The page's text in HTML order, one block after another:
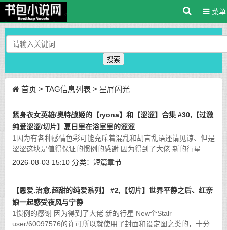
菜单
搜索
首页 > TAG信息列表 > 星屑闪光
紧身衣女英雄/奥特战姬的【ryona】和【涩涩】合集 #30,【过激
纯爱涩涩/切片】夏日里在浴室里的涩涩
1因为有各种感情色彩可能充斥着混乱和胡言乱语还请见谅、但是
涩涩这块是值得保证的惯例的感谢 因为得到了大佬 新的行星
New个Stalr user/60097576的许可所以就使用了封面和设定图之
2026-08-03 15:10 分类： 短篇章节
【恩爱.治愈.超甜的纯爱系列】 #2,【切片】世界平静之后、红奈
娘一起感受夜风与宁静
1惯例的感谢 因为得到了大佬 新的行星 New个Stalr
user/60097576的许可所以就使用了封面和设定图之类的，十分